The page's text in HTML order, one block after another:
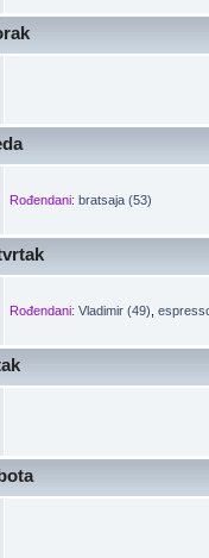
Rođendani: bratsaja (53)
Rođendani: Vladimir (49)